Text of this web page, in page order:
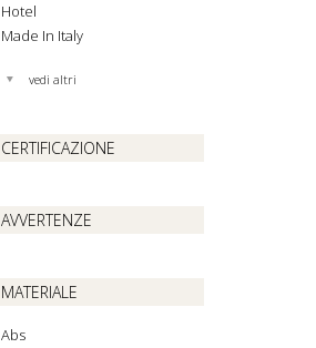
Hotel
Made In Italy
vedi altri
CERTIFICAZIONE
AVVERTENZE
MATERIALE
Abs